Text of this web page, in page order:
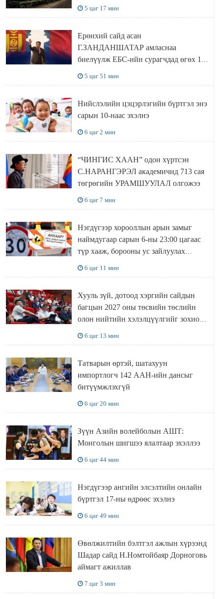
5 цаг 17 мин
Ерөнхий сайд асан
Г.ЗАНДАНШАТАР амласнаа
биелүүлж ЕБС-ийн сурагчдад өгөх 10.
5 цаг 51 мин
Нийслэлийн цэцэрлэгийн бүртгэл энэ
сарын 10-наас эхэлнэ
6 цаг 2 мин
“ЧИНГИС ХААН” одон хүртсэн
С.НАРАНГЭРЭЛ академичид 713 сая
төгрөгийн УРАМШУУЛАЛ олгожээ
6 цаг 7 мин
Нэгдүгээр хорооллын арын замыг
наймдугаар сарын 6-ны 23:00 цагаас
түр хааж, борооны ус зайлуулах
6 цаг 11 мин
Хууль зүй, дотоод хэргийн сайдын
багцын 2027 оны төсвийн төслийн
олон нийтийн хэлэлцүүлгийг зохион
6 цаг 13 мин
Татварын өртэй, шатахуун
импортлогч 142 ААН-ийн дансыг
битүүмжлэхгүй
6 цаг 20 мин
Зүүн Азийн волейболын АШТ:
Монголын шигшээ ялалтаар эхэллээ
6 цаг 44 мин
Нэгдүгээр ангийн элсэлтийн онлайн
бүртгэл 17-ны өдрөөс эхэлнэ
6 цаг 49 мин
Өвөлжилтийн бэлтгэл ажлын хүрээнд
Шадар сайд Н.Номтойбаяр Дорноговь
аймагт ажиллав
7 цаг 3 мин